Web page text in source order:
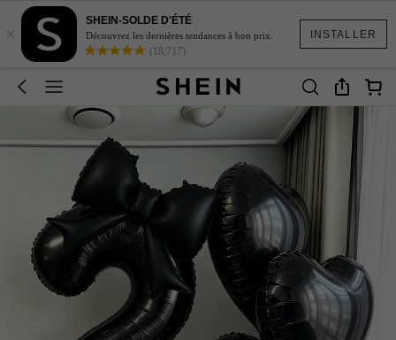
INSTALLER
×
SHEIN-SOLDE D'ÉTÉ
Découvrez les dernières tendances à bon prix.
(18,717)